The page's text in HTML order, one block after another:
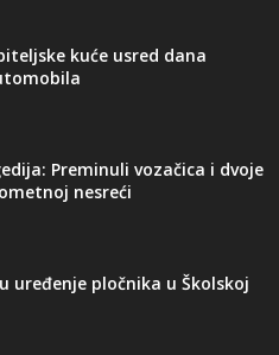
kuće usred dana
Preminuli vozačica i dvoje
nesreći
uređenje pločnika u Školskoj